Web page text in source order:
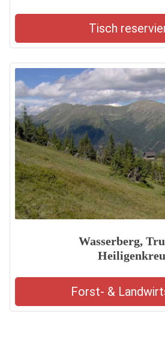
Tisch
Wasserberg,
Forst- &